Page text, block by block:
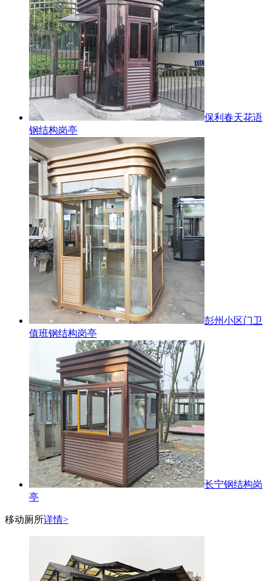
保利春天花语
钢结构岗亭
彭州小区门卫
值班钢结构岗亭
长宁钢结构岗
亭
移动厕所详情>